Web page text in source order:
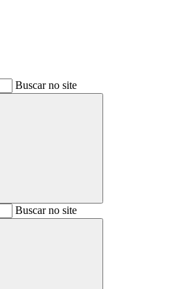
Buscar no site
Buscar no site